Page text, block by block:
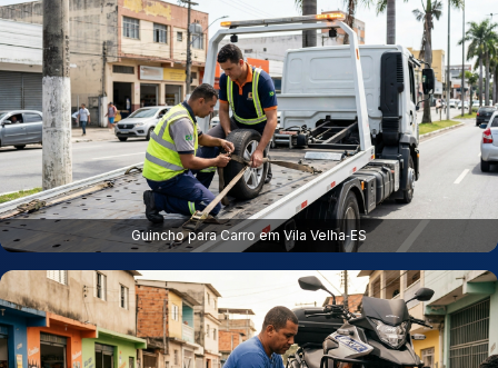
Guincho para Carro em Vila Velha‑ES